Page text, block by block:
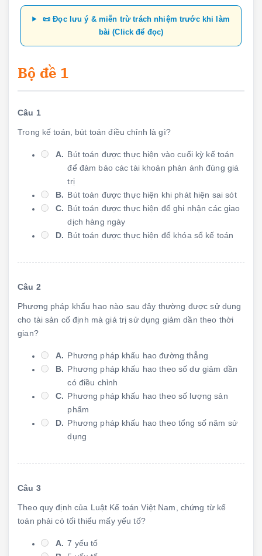
📜 Đọc lưu ý & miễn trừ trách nhiệm trước khi làm
bài (Click để đọc)
Bộ đề 1
Câu 1
Trong kế toán, bút toán điều chỉnh là gì?
A. Bút toán được thực hiện vào cuối kỳ kế toán
để đảm bảo các tài khoản phản ánh đúng giá
trị
B. Bút toán được thực hiện khi phát hiện sai sót
C. Bút toán được thực hiện để ghi nhận các giao
dịch hàng ngày
D. Bút toán được thực hiện để khóa sổ kế toán
Câu 2
Phương pháp khấu hao nào sau đây thường được sử dụng
cho tài sản cố định mà giá trị sử dụng giảm dần theo thời
gian?
A. Phương pháp khấu hao đường thẳng
B. Phương pháp khấu hao theo số dư giảm dần
có điều chỉnh
C. Phương pháp khấu hao theo số lượng sản
phẩm
D. Phương pháp khấu hao theo tổng số năm sử
dụng
Câu 3
Theo quy định của Luật Kế toán Việt Nam, chứng từ kế
toán phải có tối thiểu mấy yếu tố?
A. 7 yếu tố